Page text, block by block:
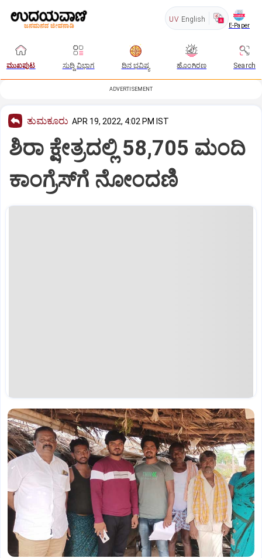
UV English
E-Paper
ಮುಖಪುಟ ಸುದ್ದಿ ವಿಭಾಗ ದಿನ ಭವಿಷ್ಯ ಹೊಂಗಿರಣ Search
ADVERTISEMENT
ತುಮಕೂರು APR 19, 2022, 4:02 PM IST
ಶಿರಾ ಕ್ಷೇತ್ರದಲ್ಲಿ 58,705 ಮಂದಿ
ಕಾಂಗ್ರೆಸ್‌ಗೆ ನೋಂದಣಿ